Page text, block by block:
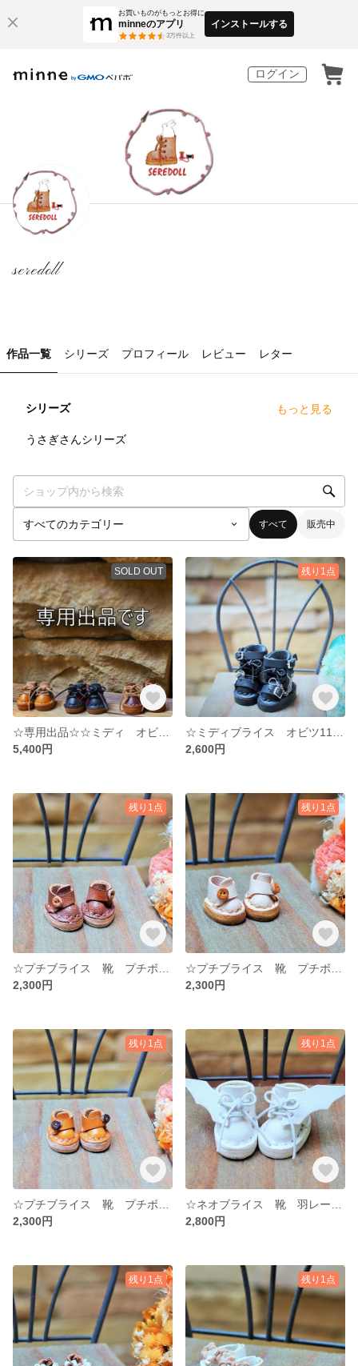
お買いものがもっとお得に
minneのアプリ
3万件以上
インストールする
ログイン
seredoll
作品一覧 シリーズ プロフィール レビュー レター
シリーズ もっと見る
うさぎさんシリーズ
すべて 販売中
SOLD OUT
5,400円
残り1点
2,600円
残り1点
2,300円
残り1点
2,300円
残り1点
2,300円
残り1点
2,800円
残り1点 残り1点